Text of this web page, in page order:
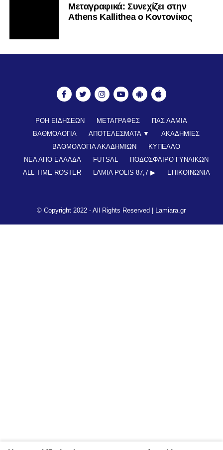
Mεταγραφικά: Συνεχίζει στην
Athens Kallithea ο Κοντονίκος
ΡΟΗ ΕΙΔΗΣΕΩΝ ΜΕΤΑΓΡΑΦΕΣ
ΠΑΣ ΛΑΜΙΑ
ΒΑΘΜΟΛΟΓΙΑ
ΑΠΟΤΕΛΕΣΜΑΤΑ ▼
ΑΚΑΔΗΜΙΕΣ
ΒΑΘΜΟΛΟΓΙΑ ΑΚΑΔΗΜΙΩΝ
ΚΥΠΕΛΛΟ
ΝΕΑ ΑΠΟ ΕΛΛΑΔΑ
FUTSAL
ΠΟΔΟΣΦΑΙΡΟ ΓΥΝΑΙΚΩΝ
ALL TIME ROSTER
LAMIA POLIS 87,7 ▶︎ ΕΠΙΚΟΙΝΩΝΊΑ
© Copyright 2022 - All Rights Reserved | Lamiara.gr